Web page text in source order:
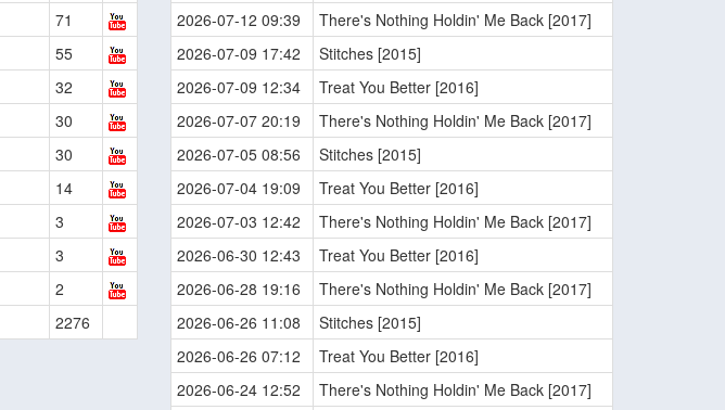
71
55
32
30
30
14
3
3
2
2276
2026-07-12 09:39
There's Nothing Holdin' Me Back [2017]
2026-07-09 17:42
Stitches [2015]
2026-07-09 12:34
Treat You Better [2016]
2026-07-07 20:19
There's Nothing Holdin' Me Back [2017]
2026-07-05 08:56
Stitches [2015]
2026-07-04 19:09
Treat You Better [2016]
2026-07-03 12:42
There's Nothing Holdin' Me Back [2017]
2026-06-30 12:43
Treat You Better [2016]
2026-06-28 19:16
There's Nothing Holdin' Me Back [2017]
2026-06-26 11:08
Stitches [2015]
2026-06-26 07:12
Treat You Better [2016]
2026-06-24 12:52
There's Nothing Holdin' Me Back [2017]